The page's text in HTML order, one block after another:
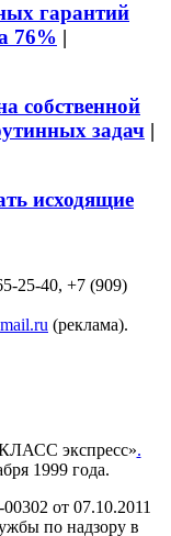
гарантий
76% |
собственной
задач |
исходящие
25-40, +7 (909)
(реклама).
экспресс».
1999 года.
от 07.10.2011
по надзору в